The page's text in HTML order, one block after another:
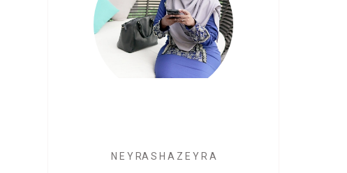
N E Y RA S H A Z E Y R A